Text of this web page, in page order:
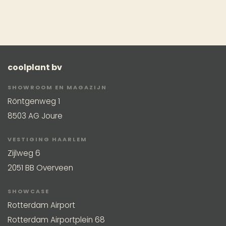
coolplant bv
SHOWROOM EN MAGAZIJN
Röntgenweg 1
8503 AG Joure
VESTIGING HAARLEM
Zijlweg 6
2051 BB Overveen
SHOWCASE
Rotterdam Airport
Rotterdam Airportplein 68